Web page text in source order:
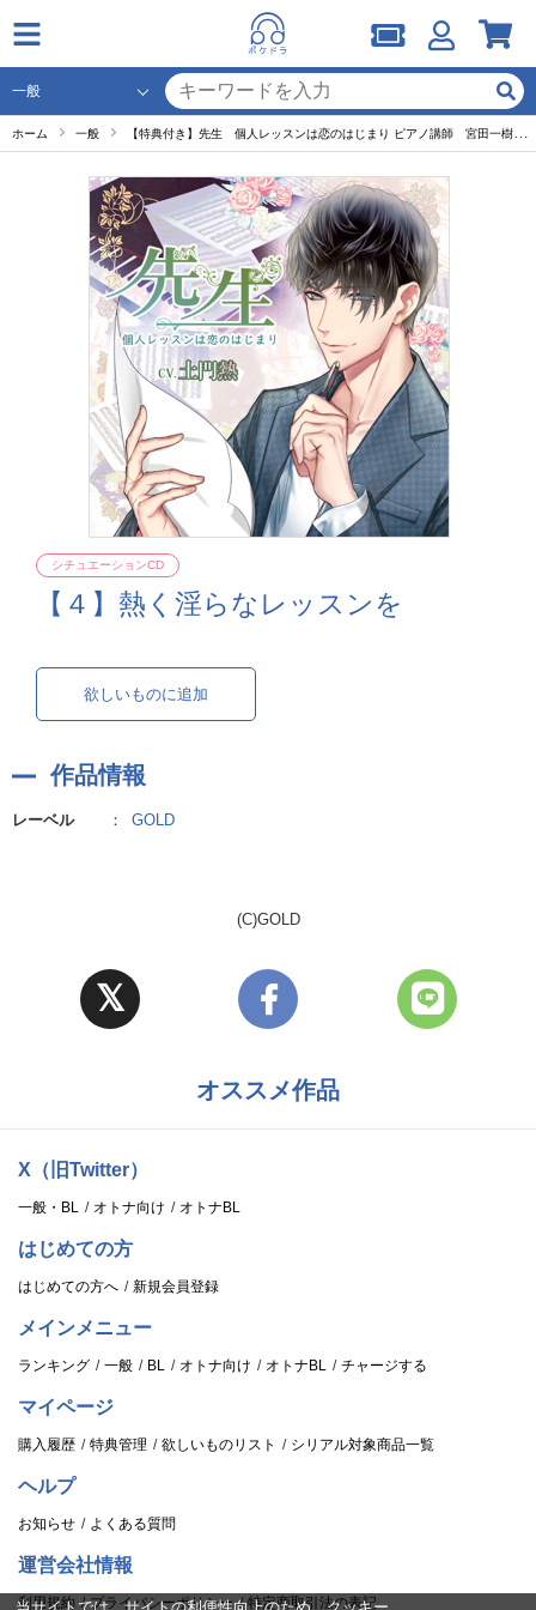
ホーム 一般 【特典付き】先生 個人レッスンは恋のはじまり ピアノ講師 宮田一樹 セット
【４】熱く淫らなレッスンを
シチュエーションCD
欲しいものに追加
作品情報
レーベル ： GOLD
(C)GOLD
オススメ作品
X（旧Twitter）
一般・BL オトナ向け オトナBL
はじめての方
はじめての方へ 新規会員登録
メインメニュー
ランキング 一般 BL オトナ向け オトナBL チャージする
マイページ
購入履歴 特典管理 欲しいものリスト シリアル対象商品一覧
ヘルプ
お知らせ よくある質問
運営会社情報
利用規約 プライバシーポリシー 特定商取引法の表記